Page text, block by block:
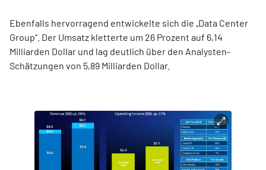
Ebenfalls hervorragend entwickelte sich die „Data Center
Group“. Der Umsatz kletterte um 26 Prozent auf 6,14
Milliarden Dollar und lag deutlich über den Analysten-
Schätzungen von 5,89 Milliarden Dollar.